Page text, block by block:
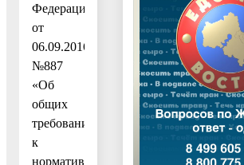
Федерации
от
06.09.2016
№887
«Об
общих
требованиях
к
норматив-